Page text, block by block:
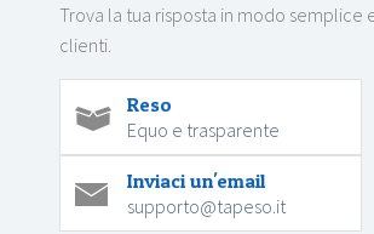
Trova la tua risposta in modo semplice
clienti.
Reso
Equo e trasparente
Inviaci un'email
supporto@tapeso.it